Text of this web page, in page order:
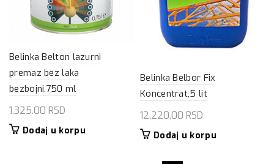
Belinka Belton lazurni
premaz bez laka
bezbojni,750 ml
1,325.00 RSD
Dodaj u korpu
Belinka Belbor Fix
Koncentrat,5 lit
12,220.00 RSD
Dodaj u korpu